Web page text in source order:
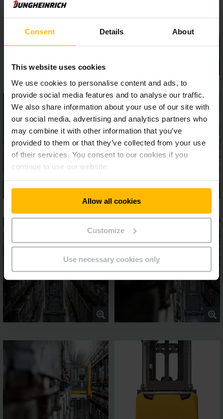
Consent Details About
This website uses cookies
We use cookies to personalise content and ads, to
provide social media features and to analyse our traffic.
We also share information about your use of our site with
our social media, advertising and analytics partners who
may combine it with other information that you’ve
provided to them or that they’ve collected from your use
of their services. You consent to our cookies if you
continue to use our website.
Allow all cookies
Customize
Use necessary cookies only
et une sécurité maximale. Un travail en position assise ou
debout : Le grand poste de conduite convainc par son pupitre
de commande à réglage électrique, de grandes surfaces de